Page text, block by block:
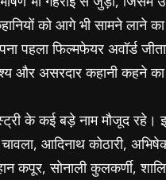
को आगे भी सामने लाने
पहला फिल्मफेयर अवॉर्ड
और असरदार कहानी कहने
के कई बड़े नाम मौजूद रहे।
चावला, आदिनाथ कोठारी,
कपूर, सोनाली कुलकर्णी,